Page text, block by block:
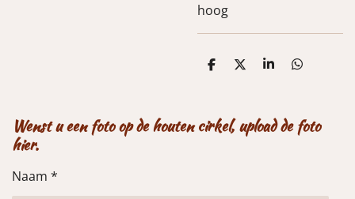
hoog
D
n
D
S
e
D
n
Wenst u een foto op de houten cirkel, upload de foto
hier.
Naam *